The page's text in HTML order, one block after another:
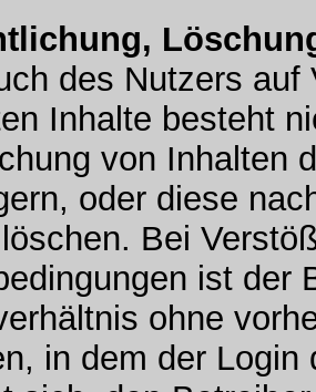
des Nutzers
Inhalte besteht
von Inhalten
oder diese
Bei
ist der
ohne
in dem der